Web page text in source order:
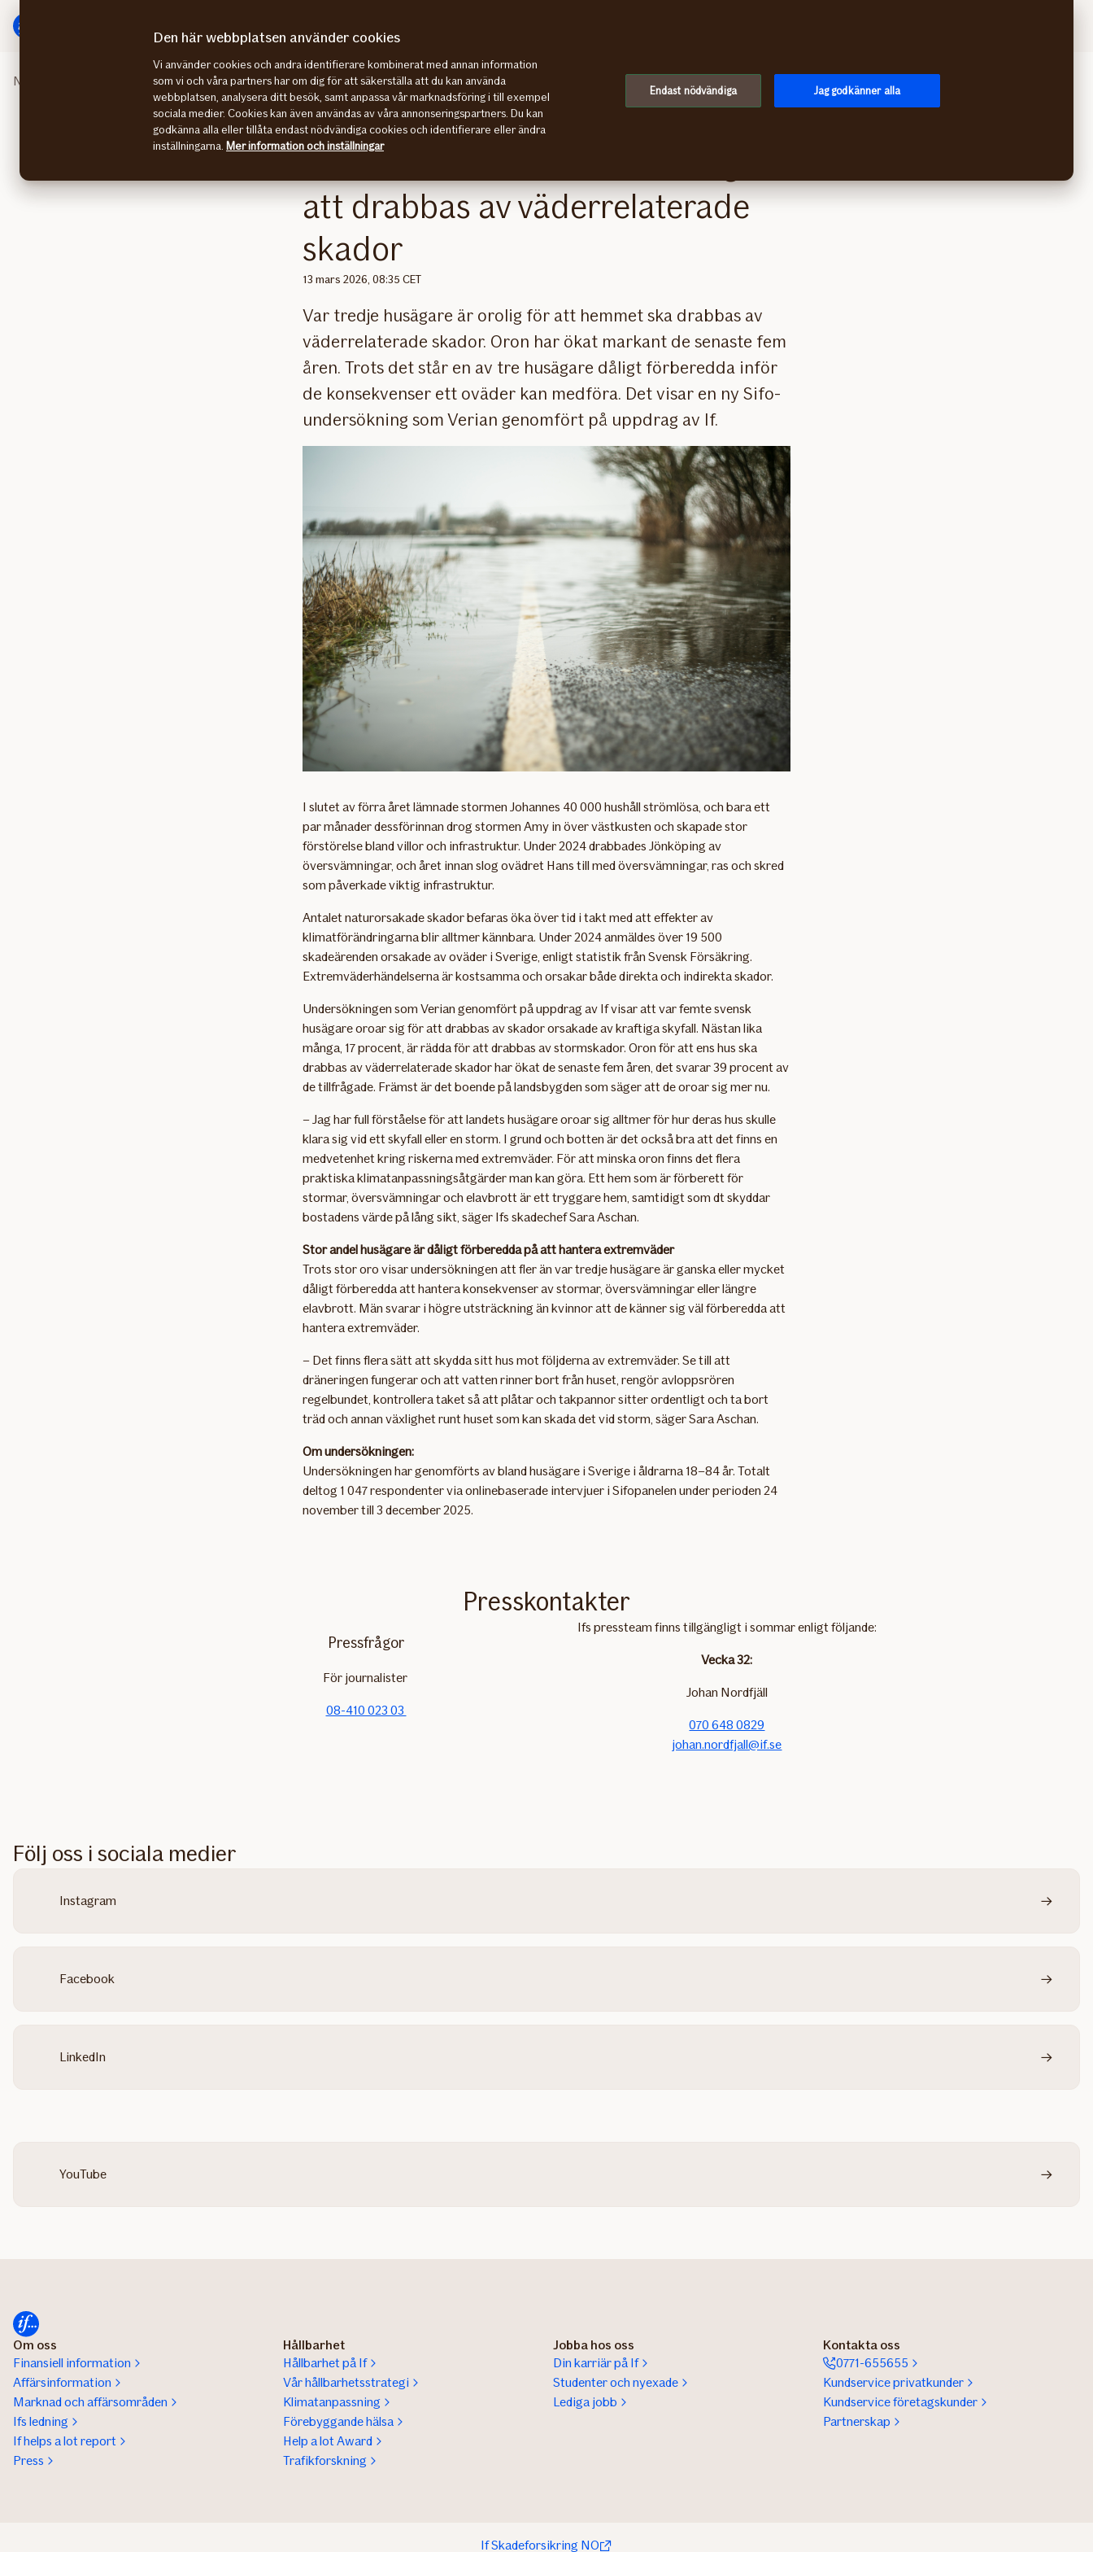
direkt
huvudmenyn
direkt
innehåll
Nyhetsrummet Ökad oro bland svenska husägare att drabbas av väderrelaterade skador
Ökad oro bland svenska husägare
att drabbas av väderrelaterade
skador
13 mars 2026, 08:35 CET
Var tredje husägare är orolig för att hemmet ska drabbas av
väderrelaterade skador. Oron har ökat markant de senaste fem
åren. Trots det står en av tre husägare dåligt förberedda inför
de konsekvenser ett oväder kan medföra. Det visar en ny Sifo-
undersökning som Verian genomfört på uppdrag av If.
I slutet av förra året lämnade stormen Johannes 40 000 hushåll strömlösa, och bara ett
par månader dessförinnan drog stormen Amy in över västkusten och skapade stor
förstörelse bland villor och infrastruktur. Under 2024 drabbades Jönköping av
översvämningar, och året innan slog ovädret Hans till med översvämningar, ras och skred
som påverkade viktig infrastruktur.
Antalet naturorsakade skador befaras öka över tid i takt med att effekter av
klimatförändringarna blir alltmer kännbara. Under 2024 anmäldes över 19 500
skadeärenden orsakade av oväder i Sverige, enligt statistik från Svensk Försäkring.
Extremväderhändelserna är kostsamma och orsakar både direkta och indirekta skador.
Undersökningen som Verian genomfört på uppdrag av If visar att var femte svensk
husägare oroar sig för att drabbas av skador orsakade av kraftiga skyfall. Nästan lika
många, 17 procent, är rädda för att drabbas av stormskador. Oron för att ens hus ska
drabbas av väderrelaterade skador har ökat de senaste fem åren, det svarar 39 procent av
de tillfrågade. Främst är det boende på landsbygden som säger att de oroar sig mer nu.
– Jag har full förståelse för att landets husägare oroar sig alltmer för hur deras hus skulle
klara sig vid ett skyfall eller en storm. I grund och botten är det också bra att det finns en
medvetenhet kring riskerna med extremväder. För att minska oron finns det flera
praktiska klimatanpassningsåtgärder man kan göra. Ett hem som är förberett för
stormar, översvämningar och elavbrott är ett tryggare hem, samtidigt som dt skyddar
bostadens värde på lång sikt, säger Ifs skadechef Sara Aschan.
Stor andel husägare är dåligt förberedda på att hantera extremväder
Trots stor oro visar undersökningen att fler än var tredje husägare är ganska eller mycket
dåligt förberedda att hantera konsekvenser av stormar, översvämningar eller längre
elavbrott. Män svarar i högre utsträckning än kvinnor att de känner sig väl förberedda att
hantera extremväder.
­– Det finns flera sätt att skydda sitt hus mot följderna av extremväder. Se till att
dräneringen fungerar och att vatten rinner bort från huset, rengör avloppsrören
regelbundet, kontrollera taket så att plåtar och takpannor sitter ordentligt och ta bort
träd och annan växlighet runt huset som kan skada det vid storm, säger Sara Aschan.
Om undersökningen:
Undersökningen har genomförts av bland husägare i Sverige i åldrarna 18–84 år. Totalt
deltog 1 047 respondenter via onlinebaserade intervjuer i Sifopanelen under perioden 24
november till 3 december 2025.
Presskontakter
Pressfrågor
För journalister
08-410 023 03
Ifs pressteam finns tillgängligt i sommar enligt följande:
Vecka 32:
Johan Nordfjäll
070 648 0829
johan.nordfjall@if.se
Följ oss i sociala medier
Instagram
Facebook
LinkedIn
YouTube
Om oss
Finansiell information
Affärsinformation
Marknad och affärsområden
Ifs ledning
If helps a lot report
Press
Hållbarhet
Hållbarhet på If
Vår hållbarhetsstrategi
Klimatanpassning
Förebyggande hälsa
Help a lot Award
Trafikforskning
Jobba hos oss
Din karriär på If
Studenter och nyexade
Lediga jobb
Kontakta oss
0771-655655
Kundservice privatkunder
Kundservice företagskunder
Partnerskap
If Skadeforsikring NO
Den här webbplatsen använder cookies
Vi använder cookies och andra identifierare kombinerat med annan information
som vi och våra partners har om dig för att säkerställa att du kan använda
webbplatsen, analysera ditt besök, samt anpassa vår marknadsföring i till exempel
sociala medier. Cookies kan även användas av våra annonseringspartners. Du kan
godkänna alla eller tillåta endast nödvändiga cookies och identifierare eller ändra
inställningarna. Mer information och inställningar
Endast nödvändiga Jag godkänner alla